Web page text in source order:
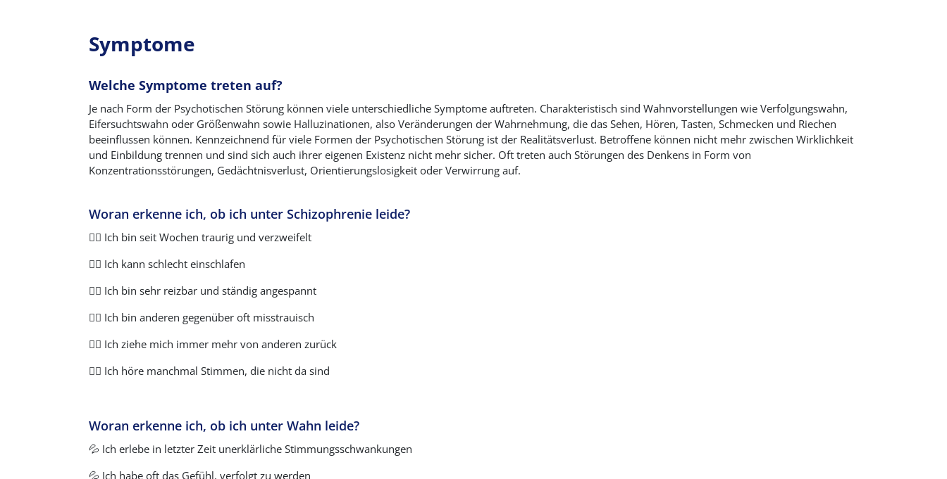
Längengrad
Symptome
Welche Symptome treten auf?
Je nach Form der Psychotischen Störung können viele unterschiedliche Symptome auftreten. Charakteristisch sind Wahnvorstellungen wie Verfolgungswahn,
Eifersuchtswahn oder Größenwahn sowie Halluzinationen, also Veränderungen der Wahrnehmung, die das Sehen, Hören, Tasten, Schmecken und Riechen
beeinflussen können. Kennzeichnend für viele Formen der Psychotischen Störung ist der Realitätsverlust. Betroffene können nicht mehr zwischen Wirklichkeit
und Einbildung trennen und sind sich auch ihrer eigenen Existenz nicht mehr sicher. Oft treten auch Störungen des Denkens in Form von
Konzentrationsstörungen, Gedächtnisverlust, Orientierungslosigkeit oder Verwirrung auf.
Woran erkenne ich, ob ich unter Schizophrenie leide?
👉🏽 Ich bin seit Wochen traurig und verzweifelt
👉🏽 Ich kann schlecht einschlafen
👉🏽 Ich bin sehr reizbar und ständig angespannt
👉🏽 Ich bin anderen gegenüber oft misstrauisch
👉🏽 Ich ziehe mich immer mehr von anderen zurück
👉🏽 Ich höre manchmal Stimmen, die nicht da sind
Woran erkenne ich, ob ich unter Wahn leide?
💦 Ich erlebe in letzter Zeit unerklärliche Stimmungsschwankungen
💦 Ich habe oft das Gefühl, verfolgt zu werden